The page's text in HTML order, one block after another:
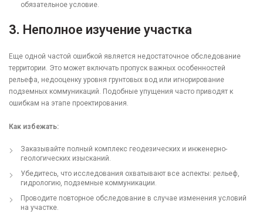
обязательное условие.
3. Неполное изучение участка
Еще одной частой ошибкой является недостаточное обследование
территории. Это может включать пропуск важных особенностей
рельефа, недооценку уровня грунтовых вод или игнорирование
подземных коммуникаций. Подобные упущения часто приводят к
ошибкам на этапе проектирования.
Как избежать:
Заказывайте полный комплекс геодезических и инженерно-
геологических изысканий.
Убедитесь, что исследования охватывают все аспекты: рельеф,
гидрологию, подземные коммуникации.
Проводите повторное обследование в случае изменения условий
на участке.